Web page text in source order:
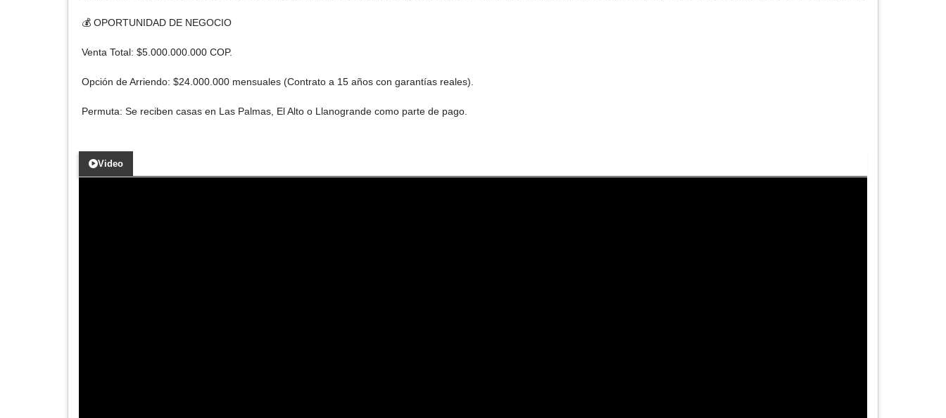
💰 OPORTUNIDAD DE NEGOCIO
Venta Total: $5.000.000.000 COP.
Opción de Arriendo: $24.000.000 mensuales (Contrato a 15 años con garantías reales).
Permuta: Se reciben casas en Las Palmas, El Alto o Llanogrande como parte de pago.
Video